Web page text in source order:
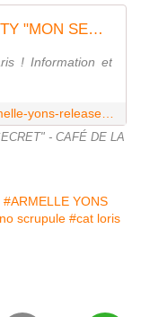
ARMELLE YONS - RELEASE PARTY "MON SECRET" - CAFÉ DE LA DANSE
! Information et
- CAFÉ DE LA
#ARMELLE YONS
scrupule #cat loris